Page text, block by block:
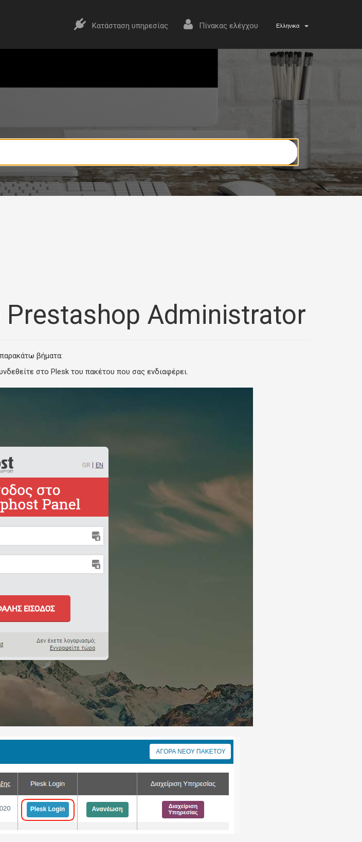
Κατάσταση υπηρεσίας Πίνακας ελέγχου Ελληνικα
Administrator
βήματα:
στο Plesk του πακέτου που σας ενδιαφέρει.